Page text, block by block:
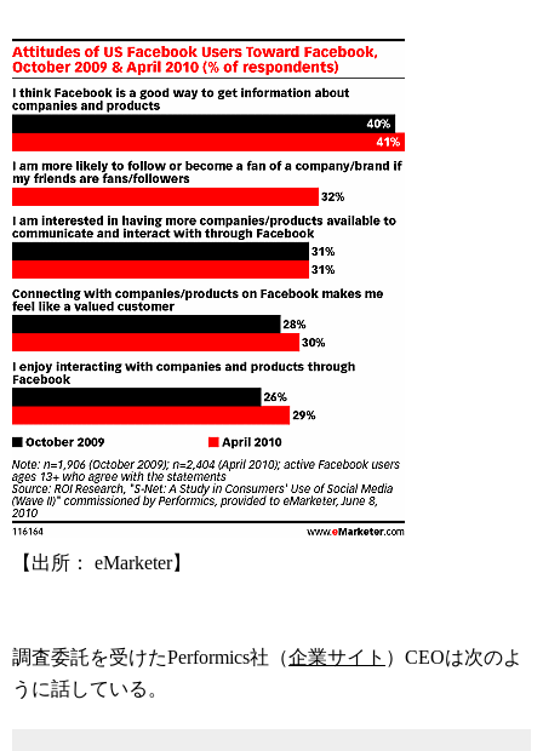
【出所： eMarketer】
調査委託を受けたPerformics社（企業サイト ）CEOは次のよ
うに話している。